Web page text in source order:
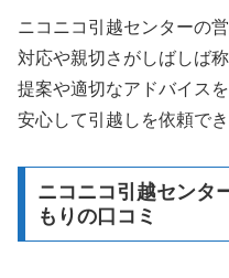
ニコニコ引越センターの
対応や親切さがしばしば
提案や適切なアドバイス
安心して引越しを依頼で
ニコニコ引越センタ
もりの口コミ